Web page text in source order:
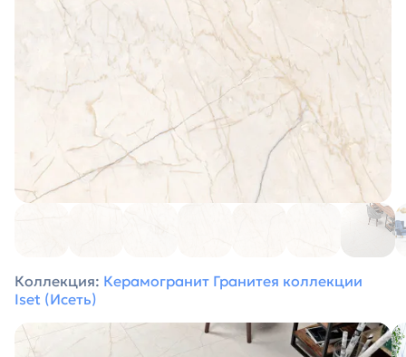
Коллекция: Керамогранит Гранитея коллекции
Iset (Исеть)